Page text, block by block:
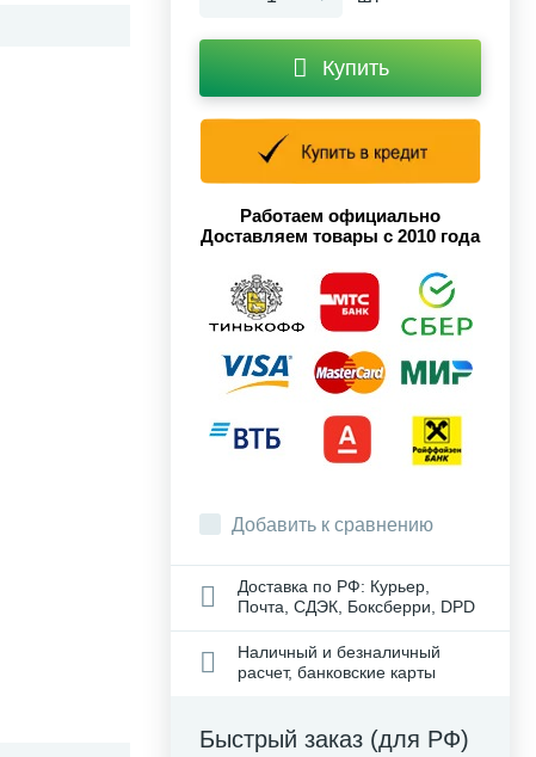
Купить
Работаем официально
Доставляем товары с 2010 года
Добавить к сравнению
Доставка по РФ: Курьер,
Почта, СДЭК, Боксберри, DPD
Наличный и безналичный
расчет, банковские карты
Быстрый заказ (для РФ)